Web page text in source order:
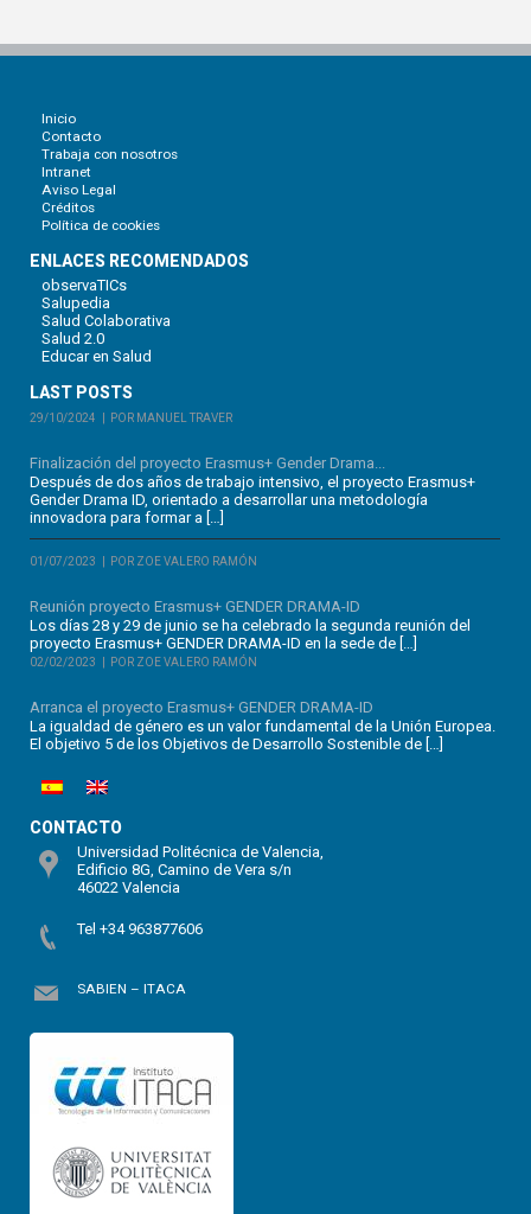
Inicio
Contacto
Trabaja con nosotros
Intranet
Aviso Legal
Créditos
Política de cookies
ENLACES RECOMENDADOS
observaTICs
Salupedia
Salud Colaborativa
Salud 2.0
Educar en Salud
LAST POSTS
29/10/2024 POR MANUEL TRAVER
Finalización del proyecto Erasmus+ Gender Drama...
Después de dos años de trabajo intensivo, el proyecto Erasmus+
Gender Drama ID, orientado a desarrollar una metodología
innovadora para formar a […]
01/07/2023 POR ZOE VALERO RAMÓN
Reunión proyecto Erasmus+ GENDER DRAMA-ID
Los días 28 y 29 de junio se ha celebrado la segunda reunión del
proyecto Erasmus+ GENDER DRAMA-ID en la sede de […]
02/02/2023 POR ZOE VALERO RAMÓN
Arranca el proyecto Erasmus+ GENDER DRAMA-ID
La igualdad de género es un valor fundamental de la Unión Europea.
El objetivo 5 de los Objetivos de Desarrollo Sostenible de […]
CONTACTO
Universidad Politécnica de Valencia,
Edificio 8G, Camino de Vera s/n
46022 Valencia
Tel +34 963877606
SABIEN – ITACA